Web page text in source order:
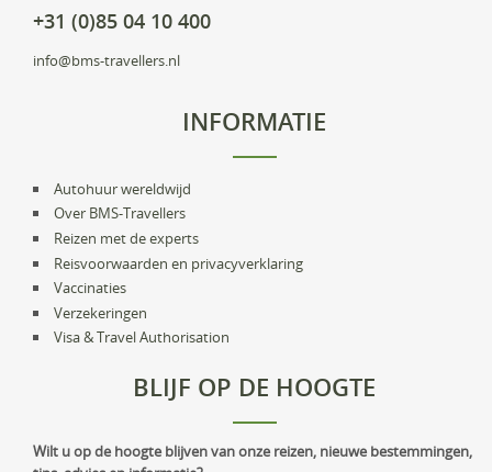
+31 (0)85 04 10 400
info@bms-travellers.nl
INFORMATIE
Autohuur wereldwijd
Over BMS-Travellers
Reizen met de experts
Reisvoorwaarden en privacyverklaring
Vaccinaties
Verzekeringen
Visa & Travel Authorisation
BLIJF OP DE HOOGTE
Wilt u op de hoogte blijven van onze reizen, nieuwe bestemmingen,